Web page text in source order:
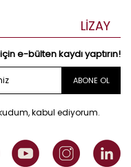
LİZAY
e-bülten kaydı yaptırın!
ABONE OL
kabul ediyorum.